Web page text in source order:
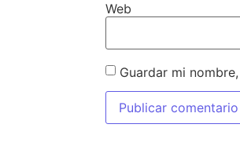
Web
Guardar mi